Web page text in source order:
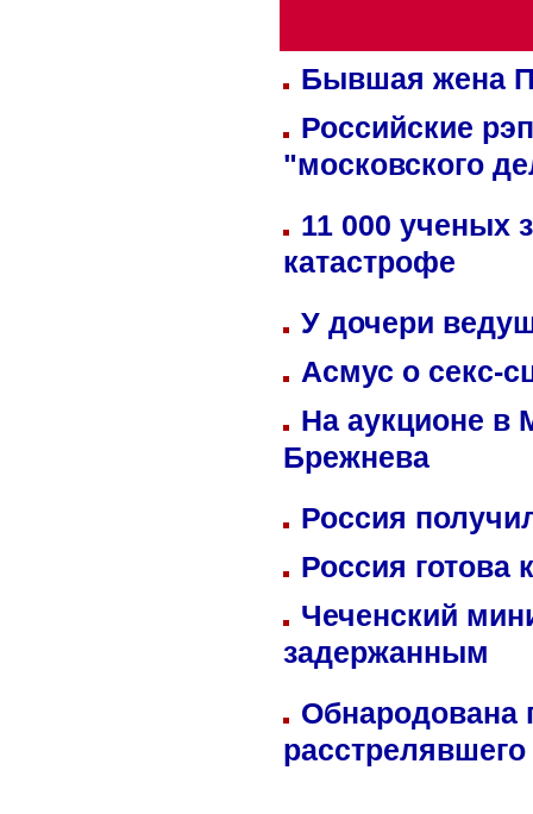
Бывшая жена
Российские
"московского
11 000 ученых
катастрофе
У дочери
Асмус о секс-
На аукционе в
Брежнева
Россия
Россия готова
Чеченский
задержанным
Обнародована